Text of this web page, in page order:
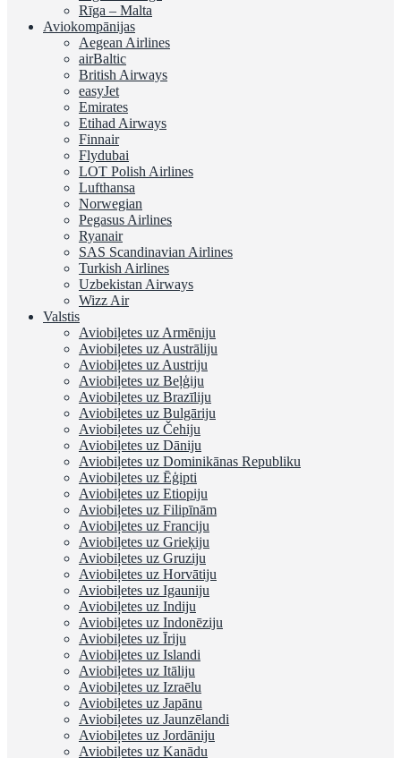
Rīga – Malta
Aviokompānijas
Aegean Airlines
airBaltic
British Airways
easyJet
Emirates
Etihad Airways
Finnair
Flydubai
LOT Polish Airlines
Lufthansa
Norwegian
Pegasus Airlines
Ryanair
SAS Scandinavian Airlines
Turkish Airlines
Uzbekistan Airways
Wizz Air
Valstis
Aviobiļetes uz Armēniju
Aviobiļetes uz Austrāliju
Aviobiļetes uz Austriju
Aviobiļetes uz Beļģiju
Aviobiļetes uz Brazīliju
Aviobiļetes uz Bulgāriju
Aviobiļetes uz Čehiju
Aviobiļetes uz Dāniju
Aviobiļetes uz Dominikānas Republiku
Aviobiļetes uz Ēģipti
Aviobiļetes uz Etiopiju
Aviobiļetes uz Filipīnām
Aviobiļetes uz Franciju
Aviobiļetes uz Grieķiju
Aviobiļetes uz Gruziju
Aviobiļetes uz Horvātiju
Aviobiļetes uz Igauniju
Aviobiļetes uz Indiju
Aviobiļetes uz Indonēziju
Aviobiļetes uz Īriju
Aviobiļetes uz Islandi
Aviobiļetes uz Itāliju
Aviobiļetes uz Izraēlu
Aviobiļetes uz Japānu
Aviobiļetes uz Jaunzēlandi
Aviobiļetes uz Jordāniju
Aviobiļetes uz Kanādu